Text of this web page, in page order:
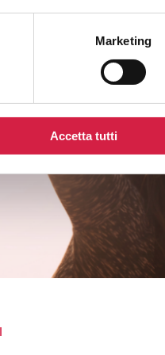
Marketing
Accetta tutti